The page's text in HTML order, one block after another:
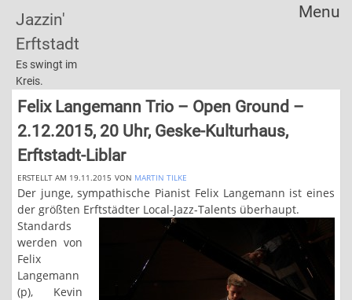
Jazzin'
Erftstadt
Es swingt im
Kreis.
Menu
Felix Langemann Trio – Open Ground –
2.12.2015, 20 Uhr, Geske-Kulturhaus,
Erftstadt-Liblar
ERSTELLT AM 19.11.2015 VON MARTIN TILKE
Der junge, sympathische Pianist Felix Langemann ist eines
der größten Erftstädter Local-Jazz-Talents überhaupt.
Standards
werden von
Felix
Langemann
(p), Kevin